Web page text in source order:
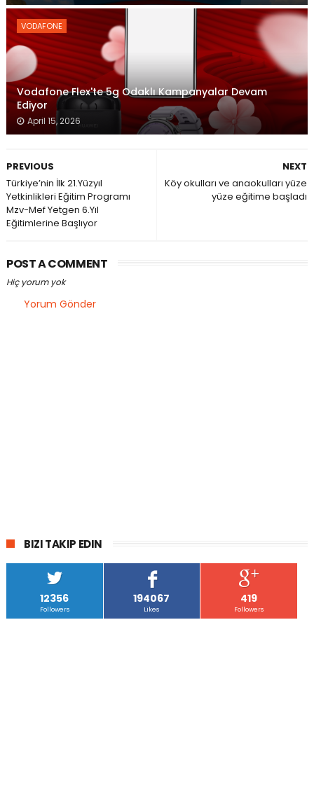
VODAFONE
Vodafone Flex'te 5g Odaklı Kampanyalar Devam
Ediyor
April 15, 2026
NEXT
Köy okulları ve anaokulları yüze
yüze eğitime başladı
PREVIOUS
Türkiye’nin İlk 21.Yüzyıl
Yetkinlikleri Eğitim Programı
Mzv-Mef Yetgen 6.Yıl
Eğitimlerine Başlıyor
POST A COMMENT
Hiç yorum yok
Yorum Gönder
BIZI TAKIP EDIN
12356
Followers
194067
Likes
419
Followers